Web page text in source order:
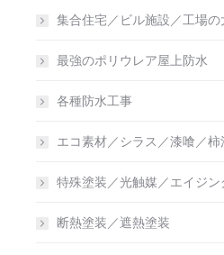
集合住宅／ビル施設／工場の
最強のポリウレア屋上防水
各種防水工事
エコ素材／シラス／漆喰／柿
特殊塗装／光触媒／エイジン
断熱塗装／遮熱塗装